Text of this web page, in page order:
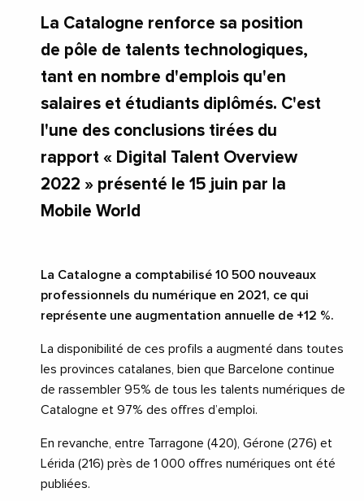
La Catalogne renforce sa position
de pôle de talents technologiques,
tant en nombre d'emplois qu'en
salaires et étudiants diplômés. C'est
l'une des conclusions tirées du
rapport « Digital Talent Overview
2022 » présenté le 15 juin par la
Mobile World
La Catalogne a comptabilisé 10 500 nouveaux
professionnels du numérique en 2021, ce qui
représente une augmentation annuelle de +12 %.
La disponibilité de ces profils a augmenté dans toutes
les provinces catalanes, bien que Barcelone continue
de rassembler 95% de tous les talents numériques de
Catalogne et 97% des offres d’emploi.
En revanche, entre Tarragone (420), Gérone (276) et
Lérida (216) près de 1 000 offres numériques ont été
publiées.